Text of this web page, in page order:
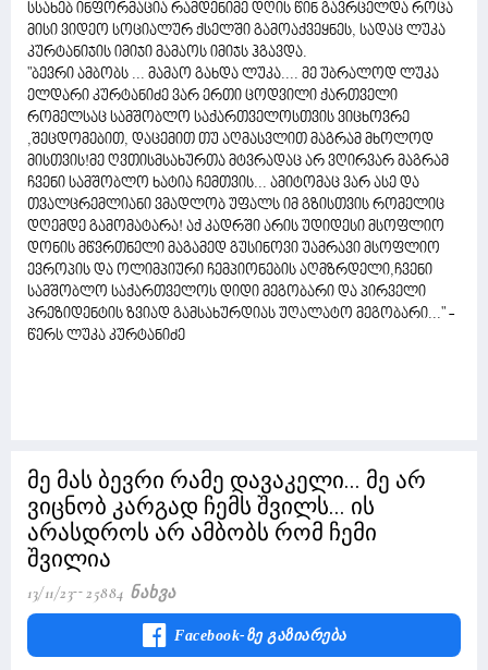
სსახებ ინფორმაცია რამდენიმე დღის წინ გავრცელდა როცა
მისი ვიდეო სოციალურ ქსელში გამოაქვეყნეს, სადაც ლუკა
კურტანიჯის იმიჯი მამაოს იმიჯს ჰგავდა.
"ბევრი ამბობს ... მამაო გახდა ლუკა.... მე უბრალოდ ლუკა
ელდარი კურტანიძე ვარ ერთი ცოდვილი ქართველი
რომელსაც სამშობლო საქართველოსთვის ვიცხოვრე
,შეცდომებით, დაცემით თუ აღმასვლით მაგრამ მხოლოდ
მისთვის!მე ღვთისმსახურთა მტვრადაც არ ვღირვარ მაგრამ
ჩვენი სამშობლო ხატია ჩემთვის... ამიტომაც ვარ ასე და
თვალცრემლიანი ვმადლობ უფალს იმ გზისთვის რომელიც
დღემდე გამომატარა! აქ კადრში არის უდიდესი მსოფლიო
დონის მწვრთნელი მაგამედ გუსინოვი უამრავი მსოფლიო
ევროპის და ოლიმპიური ჩემპიონების აღმზრდელი,ჩვენი
სამშობლო საქართველოს დიდი მეგობარი და პირველი
პრეზიდენტის ზვიად გამსახურდიას უღალატო მეგობარი..." -
წერს ლუკა კურტანიძე
მე მას ბევრი რამე დავაკელი... მე არ
ვიცნობ კარგად ჩემს შვილს... ის
არასდროს არ ამბობს რომ ჩემი
შვილია
13/11/23 25884 Ნახვა
Facebook-Ზე Გაზიარება